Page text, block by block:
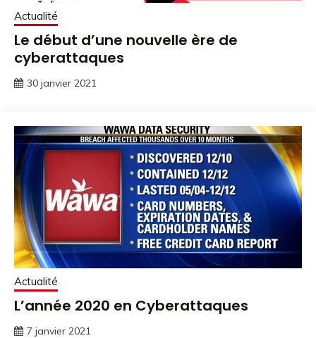
Actualité
Le début d’une nouvelle ère de
cyberattaques
30 janvier 2021
Actualité
L’année 2020 en Cyberattaques
7 janvier 2021